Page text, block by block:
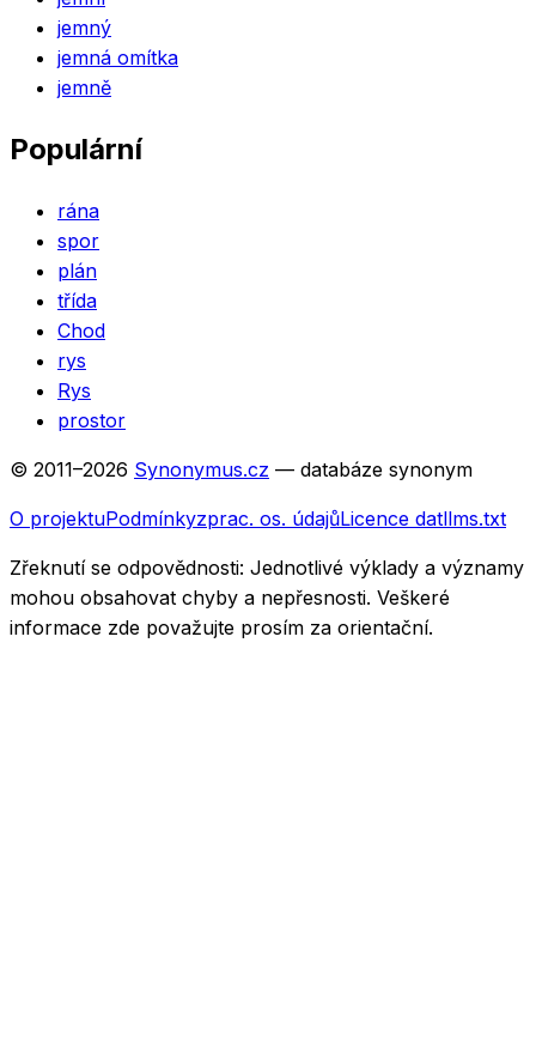
jemný
jemná omítka
jemně
Populární
rána
spor
plán
třída
Chod
rys
Rys
prostor
© 2011–2026 Synonymus.cz — databáze synonym
O projektuPodmínkyzprac. os. údajůLicence datllms.txt
Zřeknutí se odpovědnosti: Jednotlivé výklady a významy
mohou obsahovat chyby a nepřesnosti. Veškeré
informace zde považujte prosím za orientační.